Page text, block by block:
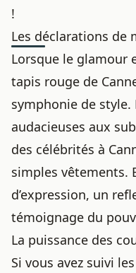
!
Les déclarations de
Lorsque le glamour
tapis rouge de
symphonie de style.
audacieuses aux
des célébrités à
simples vêtements.
d’expression, un
témoignage du
La puissance des
Si vous avez suivi